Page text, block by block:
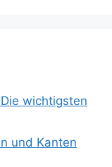
wichtigsten
und Kanten